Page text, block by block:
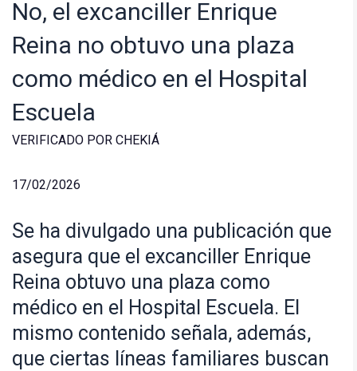
No, el excanciller Enrique
Reina no obtuvo una plaza
como médico en el Hospital
Escuela
VERIFICADO POR CHEKIÁ
17/02/2026
Se ha divulgado una publicación que
asegura que el excanciller Enrique
Reina obtuvo una plaza como
médico en el Hospital Escuela. El
mismo contenido señala, además,
que ciertas líneas familiares buscan